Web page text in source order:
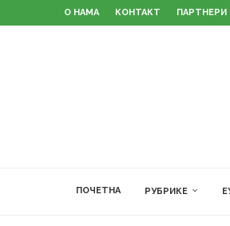
О НАМА КОНТАКТ ПАРТНЕРИ
ПОЧЕТНА РУБРИКЕ